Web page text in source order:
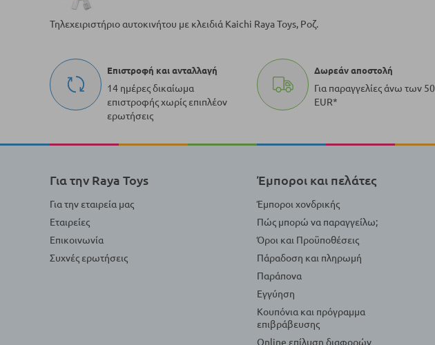
Τηλεχειριστήριο αυτοκινήτου με κλειδιά Kaichi Raya Toys, Ροζ.
Επιστροφή και ανταλλαγή
14 ημέρες δικαίωμα
επιστροφής χωρίς επιπλέον
ερωτήσεις
Δωρεάν αποστολή
Για παραγγελίες άνω των 50
EUR*
Για την Raya Toys
Για την εταιρεία μας
Εταιρείες
Επικοινωνία
Συχνές ερωτήσεις
Έμποροι και πελάτες
Έμποροι χονδρικής
Πώς μπορώ να παραγγείλω;
Όροι και Προϋποθέσεις
Πάραδοση και πληρωμή
Παράπονα
Εγγύηση
Κουπόνια και πρόγραμμα
επιβράβευσης
Online επίλυση διαφορών